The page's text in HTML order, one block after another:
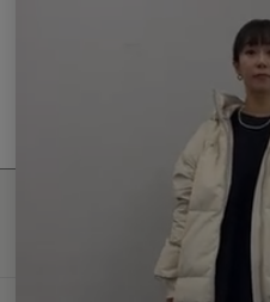
現在、この商品の レ
最新
おす
最新